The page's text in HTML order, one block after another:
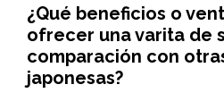
¿Qué beneficios o
ofrecer una varita de
comparación con
japonesas?